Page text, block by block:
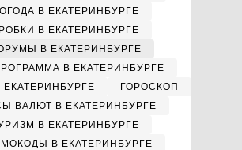
В ЕКАТЕРИНБУРГЕ
В ЕКАТЕРИНБУРГЕ
В ЕКАТЕРИНБУРГЕ
В ЕКАТЕРИНБУРГЕ
ГОРОСКОП
ВАЛЮТ В ЕКАТЕРИНБУРГЕ
В ЕКАТЕРИНБУРГЕ
В ЕКАТЕРИНБУРГЕ